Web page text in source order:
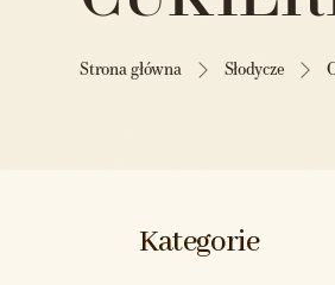
Strona główna Słodycze
Kategorie